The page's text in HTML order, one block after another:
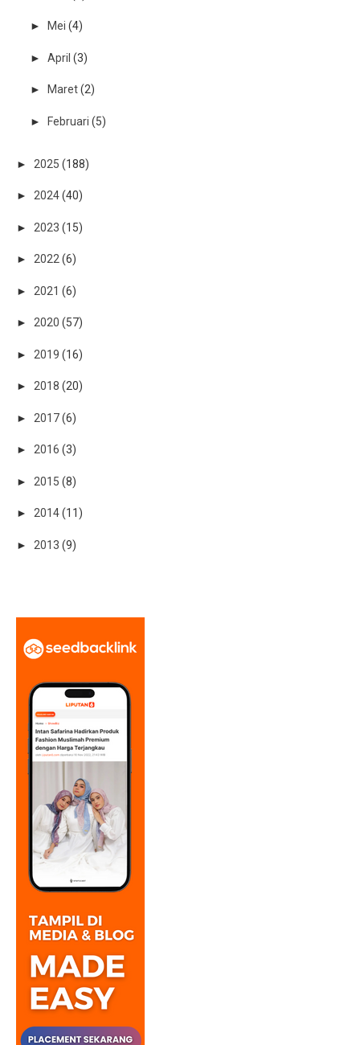
► Mei (4)
► April (3)
► Maret(2)
► Februari (5)
► 2025(188)
► 2024(40)
► 2023(15)
► 2022(6)
► 2021(6)
► 2020(57)
► 2019(16)
► 2018(20)
► 2017(6)
► 2016(3)
► 2015(8)
► 2014(11)
► 2013(9)